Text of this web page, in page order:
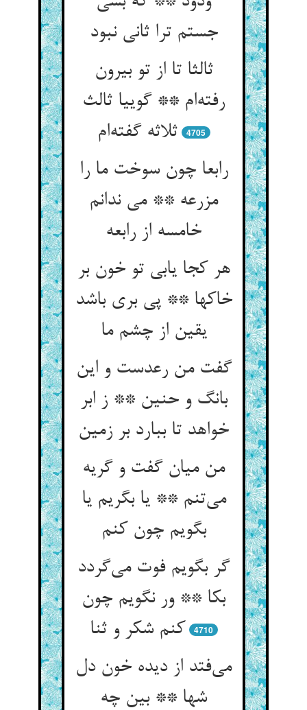
جستم ترا ثانی نبود
ثالثا تا از تو بیرون
رفته‌ام ** گوییا ثالث
ثلاثه گفته‌ام
4705
رابعا چون سوخت ما را
مزرعه ** می ندانم
خامسه از رابعه
هر کجا یابی تو خون بر
خاکها ** پی بری باشد
یقین از چشم ما
گفت من رعدست و این
بانگ و حنین ** ز ابر
خواهد تا ببارد بر زمین
من میان گفت و گریه
می‌تنم ** یا بگریم یا
بگویم چون کنم
گر بگویم فوت می‌گردد
بکا ** ور نگویم چون
کنم شکر و ثنا
4710
می‌فتد از دیده خون دل
شها ** بین چه